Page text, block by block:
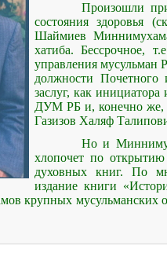
Произошли
состояния здоровья
Шаймиев
хатиба. Бессрочное,
управления мусульман
должности Почетного
заслуг, как
ДУМ РБ и, конечно же,
Газизов Халяф
Но и
хлопочет по
духовных книг. По м
издание книги
крупных